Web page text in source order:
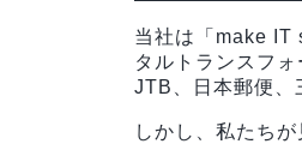
当社は「make IT
タルトランスフ
JTB、日本郵便、
しかし、私たち